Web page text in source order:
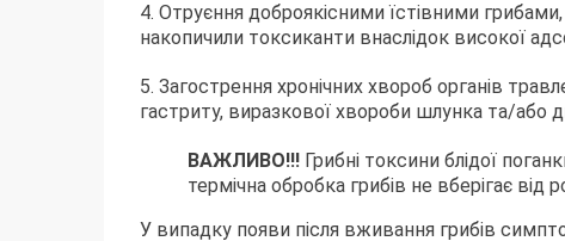
4. Отруєння доброякісними їстівними
накопичили токсиканти внаслідок високої
5. Загострення хронічних хвороб органів
гастриту, виразкової хвороби шлунка та/або
ВАЖЛИВО!!! Грибні токсини блідої
термічна обробка грибів не вберігає від
У випадку появи після вживання грибів